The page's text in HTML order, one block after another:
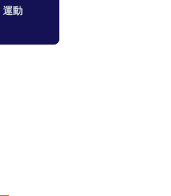
運動